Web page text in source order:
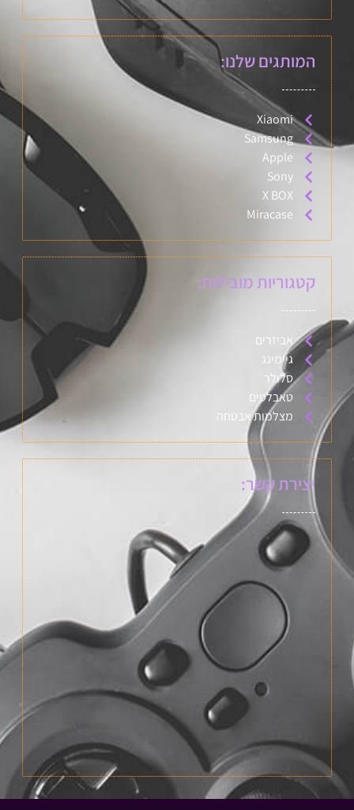
המותגים שלנו:
Xiaomi
Samsung
Apple
Sony
X BOX
Miracase
קטגוריות מובילות:
אביזרים
גיימינג
סלולר
טאבלטים
מצלמות אבטחה
יצירת קשר: